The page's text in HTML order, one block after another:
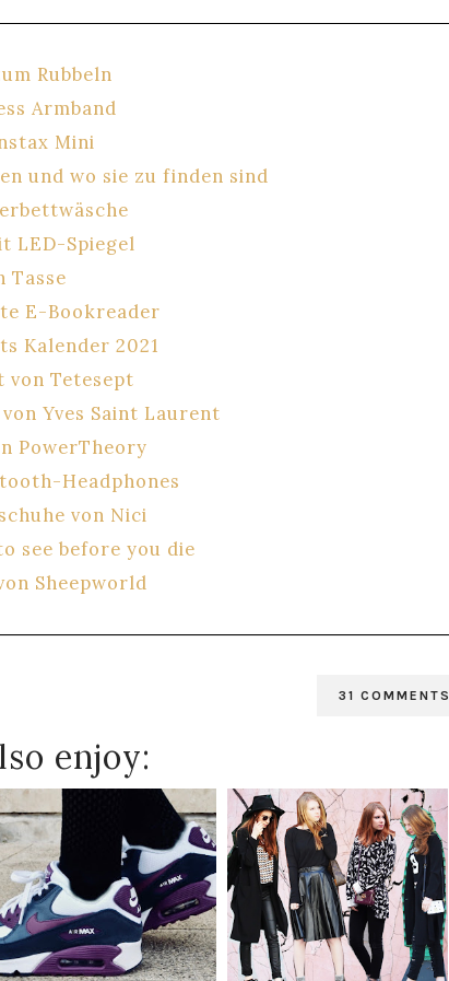
Rubbeln
Armband
Mini
und wo sie zu finden sind
LED-Spiegel
Tasse
E-Bookreader
Kalender 2021
von Tetesept
Yves Saint Laurent
PowerTheory
Headphones
von Nici
see before you die
Sheepworld
31 COMMENTS
enjoy: